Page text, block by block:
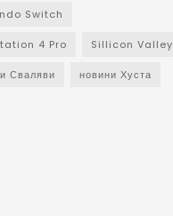
Switch
4 Pro Sillicon Valley
Сваляви новини Хуста